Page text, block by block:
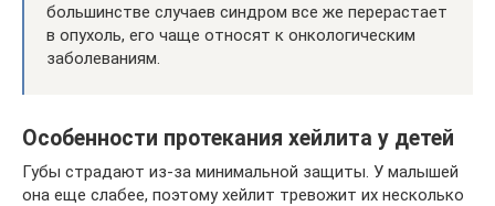
большинстве случаев синдром все же перерастает
в опухоль, его чаще относят к онкологическим
заболеваниям.
Особенности протекания хейлита у детей
Губы страдают из-за минимальной защиты. У малышей
она еще слабее, поэтому хейлит тревожит их несколько